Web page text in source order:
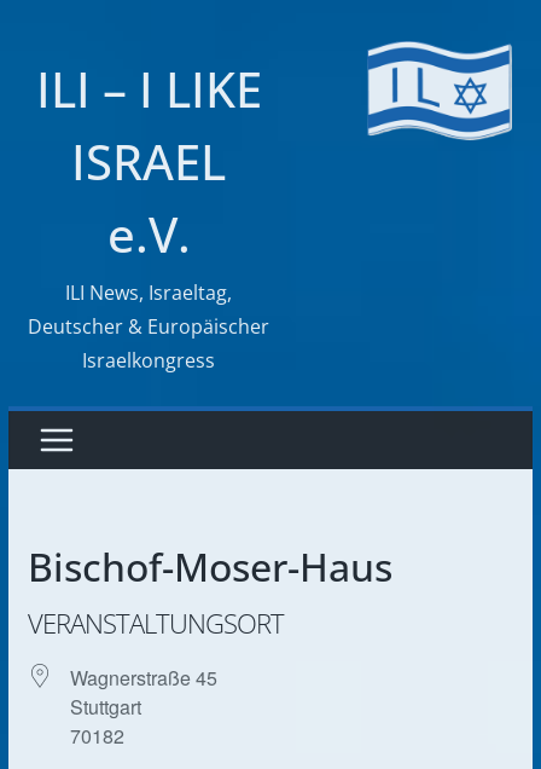
ILI – I LIKE
ISRAEL
e.V.
ILI News, Israeltag,
Deutscher & Europäischer
Israelkongress
Bischof-Moser-Haus
VERANSTALTUNGSORT
Wagnerstraße 45
Stuttgart
70182